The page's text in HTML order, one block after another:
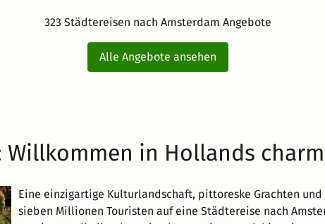
323 Städtereisen nach Amsterdam Angebote
Alle Angebote ansehen
in Hollands
Eine einzigartige Kulturlandschaft, pittoreske Grachten
sieben Millionen Touristen auf eine Städtereise nach